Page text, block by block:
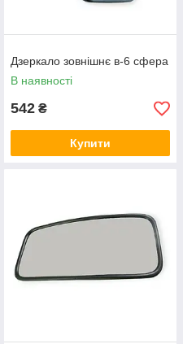
Дзеркало зовнішнє в-6 сфера
В наявності
542 ₴
Купити